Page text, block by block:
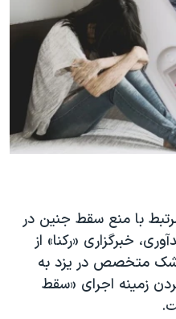
با منع سقط جنین در
خبرگزاری «رکنا» از
متخصص در یزد به
زمینه اجرای «سقط